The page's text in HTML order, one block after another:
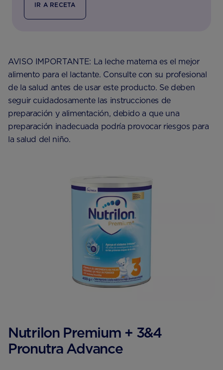
IR A RECETA
AVISO IMPORTANTE: La leche materna es el mejor
alimento para el lactante. Consulte con su profesional
de la salud antes de usar este producto. Se deben
seguir cuidadosamente las instrucciones de
preparación y alimentación, debido a que una
preparación inadecuada podría provocar riesgos para
la salud del niño.
Nutrilon Premium + 3&4
Pronutra Advance